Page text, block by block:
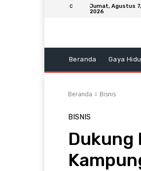
C
Jumat, Agustus 7,
2026
Beranda Gaya
Beranda Bisnis
BISNIS
Dukung